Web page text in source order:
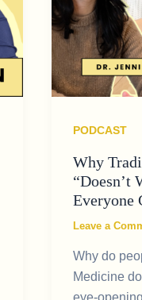
PODCAST
Why
“Doesn’t
Everyone
Leave a
Why do
Medicine
eye-